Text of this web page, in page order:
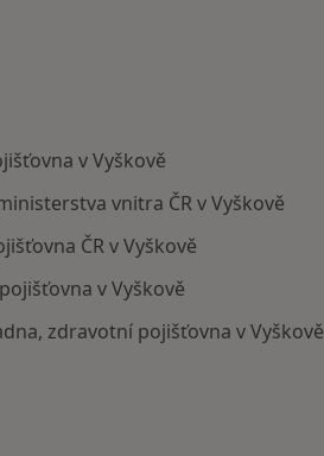
v Vyškově
vnitra ČR v Vyškově
ČR v Vyškově
v Vyškově
zdravotní pojišťovna v Vyškově